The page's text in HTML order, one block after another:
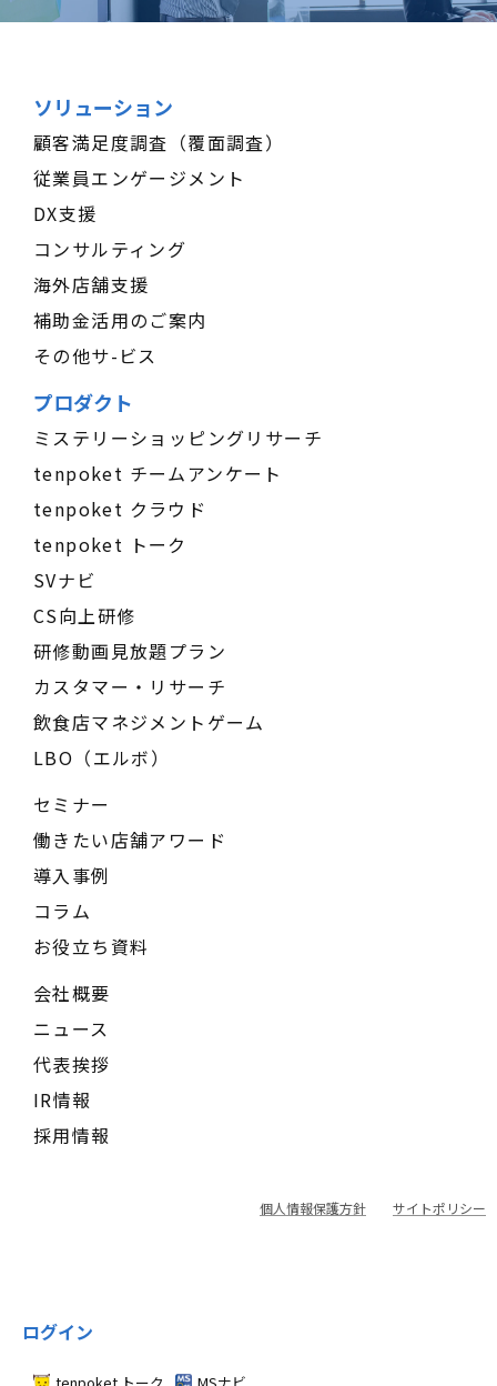
ソリューション
顧客満足度調査（覆面調査）
従業員エンゲージメント
DX支援
コンサルティング
海外店舗支援
補助金活用のご案内
その他サ-ビス
プロダクト
ミステリーショッピングリサーチ
tenpoket チームアンケート
tenpoket クラウド
tenpoket トーク
SVナビ
CS向上研修
研修動画見放題プラン
カスタマー・リサーチ
飲食店マネジメントゲーム
LBO（エルボ）
セミナー
働きたい店舗アワード
導入事例
コラム
お役立ち資料
会社概要
ニュース
代表挨拶
IR情報
採用情報
個人情報保護方針 サイトポリシー
ログイン